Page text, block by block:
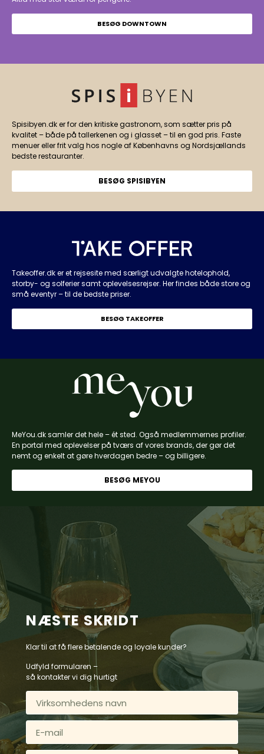
BESØG DOWNTOWN
Spisibyen.dk er for den kritiske gastronom, som sætter pris på
kvalitet – både på tallerkenen og i glasset – til en god pris. Faste
menuer eller frit valg hos nogle af Københavns og Nordsjællands
bedste restauranter.
BESØG SPISIBYEN
Takeoffer.dk er et rejsesite med særligt udvalgte hotelophold,
storby- og solferier samt oplevelsesrejser. Her findes både store og
små eventyr – til de bedste priser.
BESØG TAKEOFFER
MeYou.dk samler det hele – ét sted. Også medlemmernes profiler.
En portal med oplevelser på tværs af vores brands, der gør det
nemt og enkelt at gøre hverdagen bedre – og billigere.
BESØG MEYOU
NÆSTE SKRIDT
Klar til at få flere betalende og loyale kunder?
Udfyld formularen –
så kontakter vi dig hurtigt